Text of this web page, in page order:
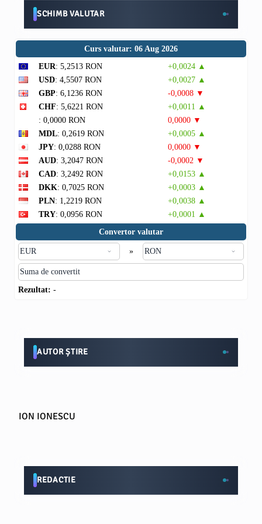
SCHIMB VALUTAR
Curs valutar: 06 Aug 2026
EUR: 5,2513 RON
+0,0024 ▲
USD: 4,5507 RON
+0,0027 ▲
GBP: 6,1236 RON
-0,0008 ▼
CHF: 5,6221 RON
+0,0011 ▲
: 0,0000 RON
0,0000 ▼
MDL: 0,2619 RON
+0,0005 ▲
JPY: 0,0288 RON
0,0000 ▼
AUD: 3,2047 RON
-0,0002 ▼
CAD: 3,2492 RON
+0,0153 ▲
DKK: 0,7025 RON
+0,0003 ▲
PLN: 1,2219 RON
+0,0038 ▲
TRY: 0,0956 RON
+0,0001 ▲
Convertor valutar
»
Rezultat: -
AUTOR ȘTIRE
ION IONESCU
REDACTIE